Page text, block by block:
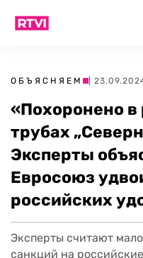
ОБЪЯСНЯЕМ |
«Похоронено
трубах
Эксперты
Евросоюз
российских
Эксперты считают
санкций на